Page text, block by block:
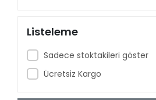
Listeleme
Sadece stoktakileri göster
Ücretsiz Kargo